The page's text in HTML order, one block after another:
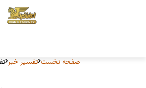
صفحه نخست تفسیر خبر